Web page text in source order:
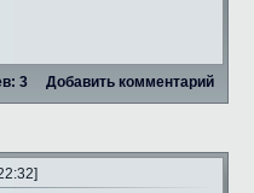
3 Добавить комментарий